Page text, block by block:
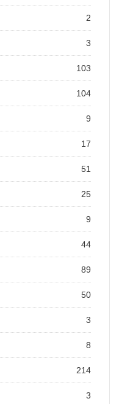
2
3
103
104
9
17
51
25
9
44
89
50
3
8
214
3